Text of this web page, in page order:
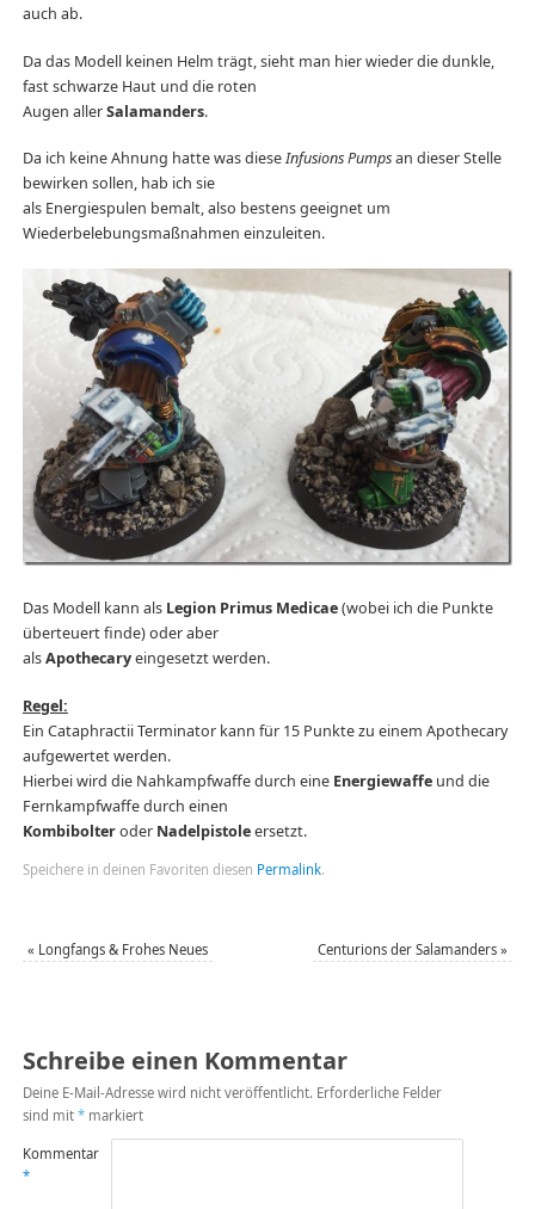
auch ab.
Da das Modell keinen Helm trägt, sieht man hier wieder die dunkle,
fast schwarze Haut und die roten
Augen allerSalamanders.
Da ich keine Ahnung hatte was dieseInfusions Pumpsan dieser Stelle
bewirken sollen, hab ich sie
als Energiespulen bemalt, also bestens geeignet um
Wiederbelebungsmaßnahmen einzuleiten.
Das Modell kann als Legion Primus Medicae(wobei ich die Punkte
überteuert finde) oder aber
alsApothecaryeingesetzt werden.
Regel:
Ein Cataphractii Terminator kann für 15 Punkte zu einem Apothecary
aufgewertet werden.
Hierbei wird die Nahkampfwaffe durch eine Energiewaffeund die
Fernkampfwaffe durch einen
Kombibolteroder Nadelpistoleersetzt.
Speichere in deinen Favoriten diesen Permalink.
« Longfangs & Frohes Neues Centurions der Salamanders»
Schreibe einen Kommentar
Deine E-Mail-Adresse wird nicht veröffentlicht. Erforderliche Felder
sind mit *markiert
Kommentar
*